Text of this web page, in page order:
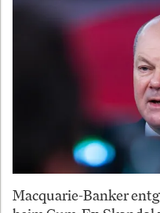
Macquarie-Banker